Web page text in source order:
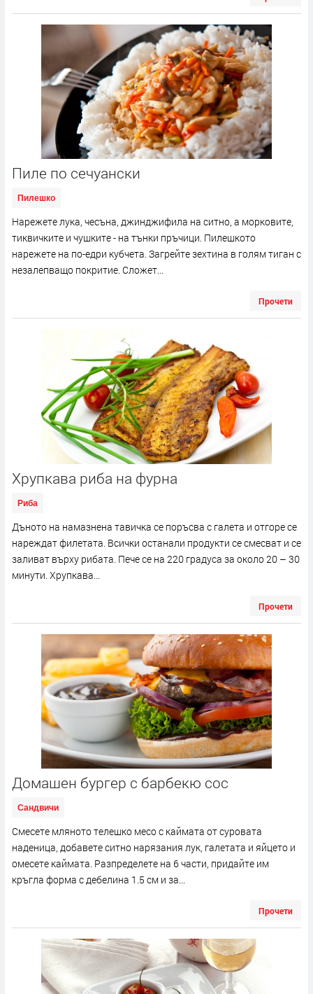
Пиле по сечуански
Пилешко
Нарежете лука, чесъна, джинджифила на ситно, а морковите,
тиквичките и чушките - на тънки пръчици. Пилешкото
нарежете на по-едри кубчета. Загрейте зехтина в голям тиган с
незалепващо покритие. Сложет...
Прочети
Хрупкава риба на фурна
Риба
Дъното на намазнена тавичка се поръсва с галета и отгоре се
нареждат филетата. Всички останали продукти се смесват и се
заливат върху рибата. Пече се на 220 градуса за около 20 – 30
минути. Хрупкава...
Прочети
Домашен бургер с барбекю сос
Сандвичи
Смесете мляното телешко месо с каймата от суровата
наденица, добавете ситно нарязания лук, галетата и яйцето и
омесете каймата. Разпределете на 6 части, придайте им
кръгла форма с дебелина 1.5 см и за...
Прочети